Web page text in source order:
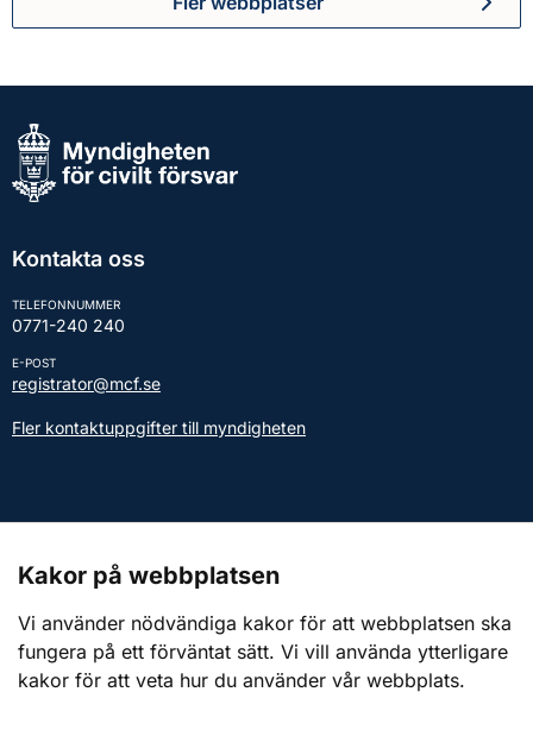
Kontakta oss
TELEFONNUMMER
0771-240 240
E-POST
registrator@mcf.se
Fler kontaktuppgifter till myndigheten
Webbplatsen
Om webbplatsen
Kakor på webbplatsen
Vi använder nödvändiga kakor för att webbplatsen ska
fungera på ett förväntat sätt. Vi vill använda ytterligare
kakor för att veta hur du använder vår webbplats.